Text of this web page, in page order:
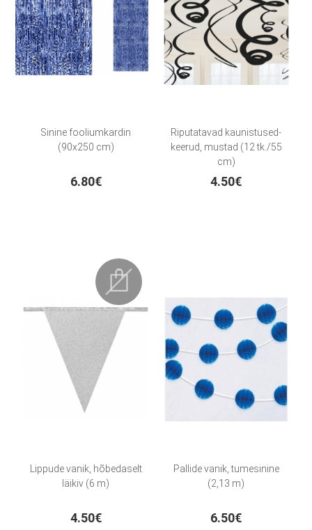
Sinine fooliumkardin
(90x250 cm)
6.80€
Riputatavad kaunistused-
keerud, mustad (12 tk./55
cm)
4.50€
Lippude vanik, hõbedaselt
läikiv (6 m)
4.50€
Pallide vanik, tumesinine
(2,13 m)
6.50€